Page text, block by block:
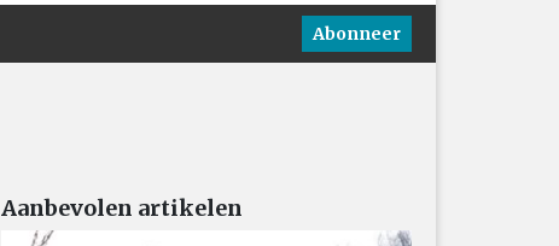
Abonneer
Aanbevolen artikelen